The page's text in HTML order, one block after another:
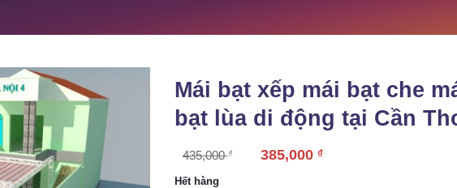
Mái bạt xếp mái bạt che
bạt lùa di động tại Cần
435,000₫ 385,000 ₫
Hết hàng